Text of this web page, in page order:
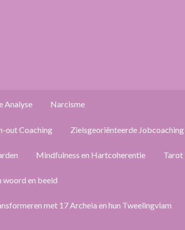
Analyse Narcisme
out Coaching Zielsgeoriënteerde Jobcoaching
Mindfulness en Hartcoherentie Tarot
woord en beeld
met 17 Archeia en hun Tweelingvlam